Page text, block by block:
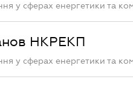
у сферах енергетики та
НКРЕКП
у сферах енергетики та